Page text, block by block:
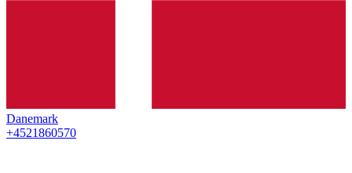
Danemark
+4521860570